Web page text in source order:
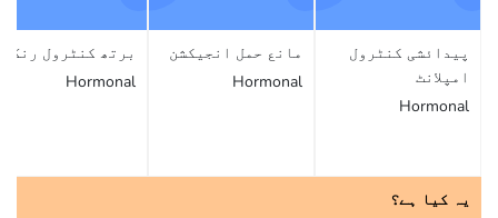
پیدائشی کنٹرول
امپلانٹ
Hormonal
یہ کیا ہے؟
مانع حمل انجیکشن
Hormonal
برتھ کنٹرول رنگ
Hormonal